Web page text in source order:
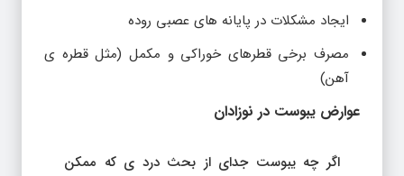
ایجاد مشکلات در پایانه های عصبی روده
مصرف برخی قطرهای خوراکی و مکمل (مثل قطره ی
آهن)
عوارض یبوست در نوزادان
اگر چه یبوست جدای از بحث درد ی که ممکن